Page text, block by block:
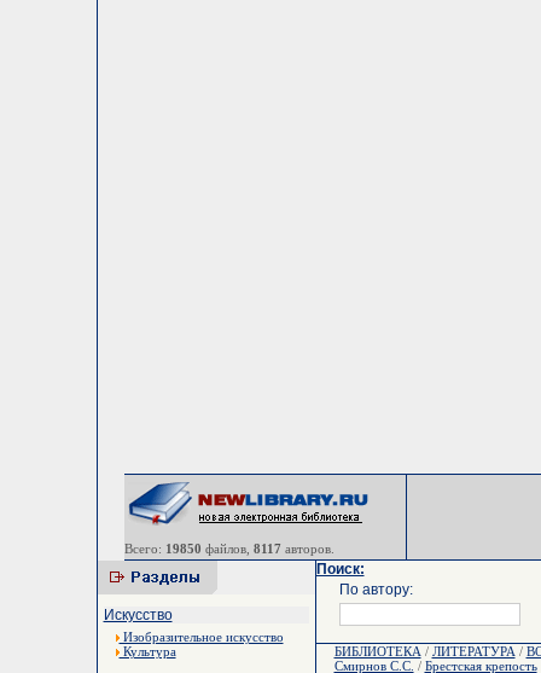
Всего: 19850 файлов, 8117 авторов.
Искусство
Изобразительное искусство
Культура
Поиск:
По автору:
БИБЛИОТЕКА / ЛИТЕРАТУРА /
Смирнов С.С. / Брестская крепость